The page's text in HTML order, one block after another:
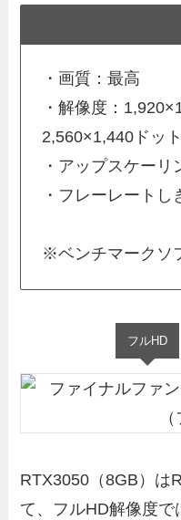
・画質：最高
・解像度：
2,560×1,440ドッ
・アップスケーリ
・フレーレートし
※ベンチマークソ
フルHD
RTX3050（8GB）は
て、フルHD解像度